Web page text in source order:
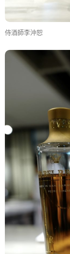
侍酒師李沖恕